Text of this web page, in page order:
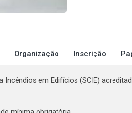
Organização Inscrição
em Edifícios (SCIE)